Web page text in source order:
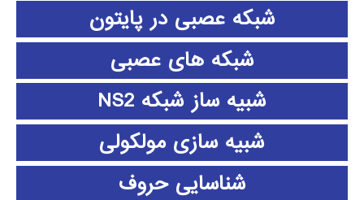
شبکه عصبی در پایتون
شبکه های عصبی
شبیه ساز شبکه NS2
شبیه سازی مولکولی
شناسایی حروف